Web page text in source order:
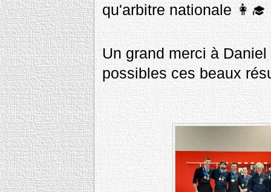
qu'arbitre nationale 👩‍🎓
Un grand merci à
possibles ces beaux